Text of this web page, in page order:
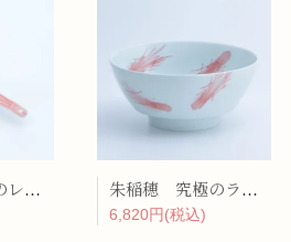
朱稲穂 究極のレンゲ
朱稲穂 究極のラーメン鉢
6,820円(税込)